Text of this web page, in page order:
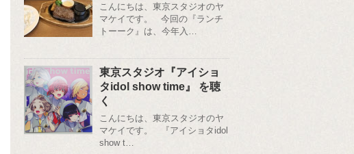
こんにちは、東京スタジオのヤ
マケイです。 今回の『ランチ
トーーク』は、今年入…
東京スタジオ『アイショ
タidol show time』 を聴
く
こんにちは、東京スタジオのヤ
マケイです。 『アイショタidol
show t…